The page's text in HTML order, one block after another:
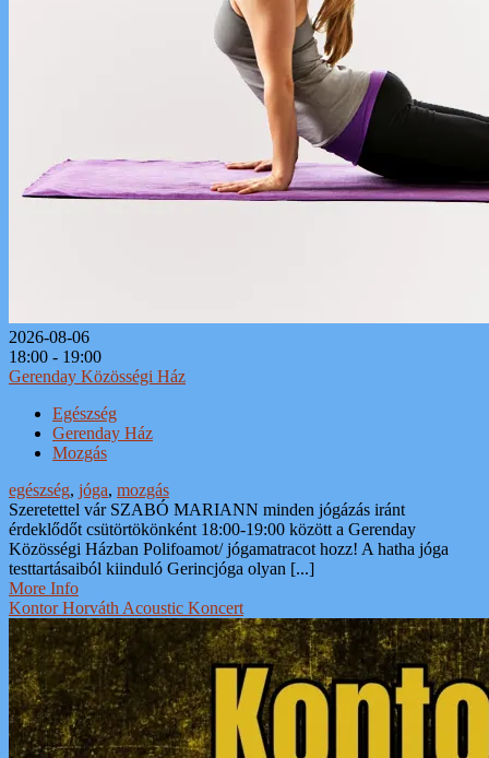
2026-08-06
18:00 - 19:00
Gerenday Közösségi Ház
Egészség
Gerenday Ház
Mozgás
egészség, jóga, mozgás
Szeretettel vár SZABÓ MARIANN minden jógázás iránt
érdeklődőt csütörtökönként 18:00-19:00 között a Gerenday
Közösségi Házban Polifoamot/ jógamatracot hozz! A hatha jóga
testtartásaiból kiinduló Gerincjóga olyan [...]
More Info
Kontor Horváth Acoustic Koncert